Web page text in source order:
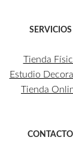
SERVICIOS
Tienda
Estudio
Tienda
CONTACTO